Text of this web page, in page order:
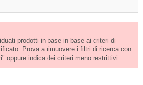
prodotti in base in base ai criteri di
Prova a rimuovere i filtri di ricerca con
oppure indica dei criteri meno restrittivi